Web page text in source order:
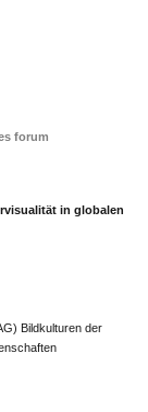
forum
in globalen
Bildkulturen der